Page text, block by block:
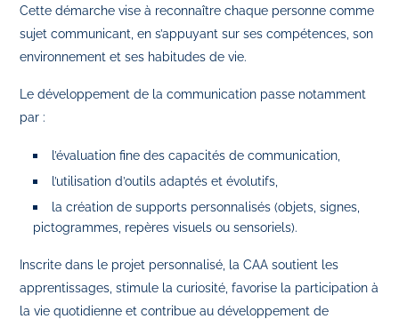
Cette démarche vise à reconnaître chaque personne comme
sujet communicant, en s’appuyant sur ses compétences, son
environnement et ses habitudes de vie.
Le développement de la communication passe notamment
par :
l’évaluation fine des capacités de communication,
l’utilisation d’outils adaptés et évolutifs,
la création de supports personnalisés (objets, signes,
pictogrammes, repères visuels ou sensoriels).
Inscrite dans le projet personnalisé, la CAA soutient les
apprentissages, stimule la curiosité, favorise la participation à
la vie quotidienne et contribue au développement de